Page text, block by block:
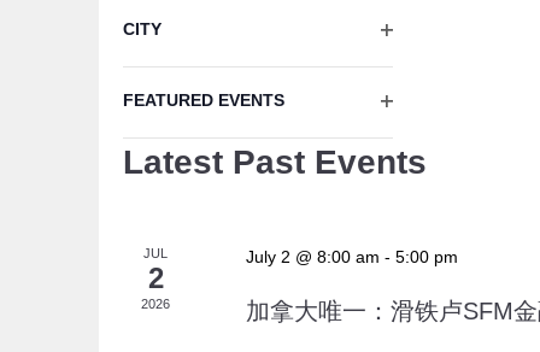
CITY OPEN FILTER
FEATURED EVENTS OPEN FILTER
Latest Past Events
JUL
2
2026
July 2 @ 8:00 am -5:00 pm
加拿大唯一：滑铁卢SFM